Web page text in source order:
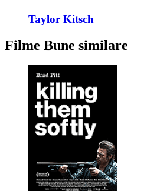
Taylor Kitsch
Filme Bune similare